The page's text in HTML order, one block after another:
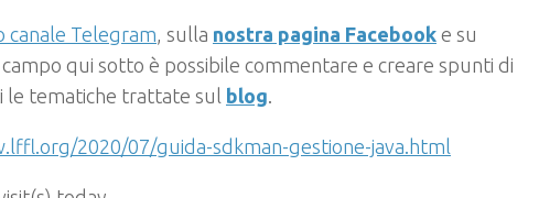
canale Telegram, sulla nostra pagina Facebook e su
campo qui sotto è possibile commentare e creare spunti di
le tematiche trattate sul blog.
2020/07/guida-sdkman-gestione-java.html